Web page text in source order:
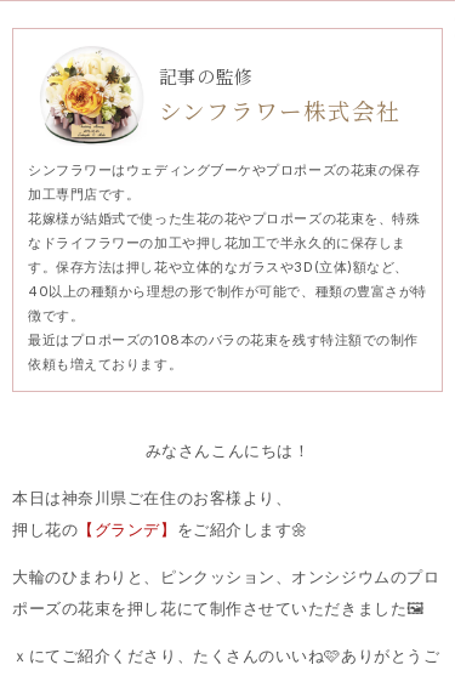
記事の監修
シンフラワー株式会社
シンフラワーはウェディングブーケやプロポーズの花束の保存
加工専門店です。
花嫁様が結婚式で使った生花の花やプロポーズの花束を、特殊
なドライフラワーの加工や押し花加工で半永久的に保存しま
す。保存方法は押し花や立体的なガラスや3D(立体)額など、
40以上の種類から理想の形で制作が可能で、種類の豊富さが特
徴です。
最近はプロポーズの108本のバラの花束を残す特注額での制作
依頼も増えております。
みなさんこんにちは！
本日は神奈川県ご在住のお客様より、
押し花の 【グランデ】 をご紹介します🌼
大輪のひまわりと、ピンクッション、オンシジウムのプロ
ポーズの花束を押し花にて制作させていただきました🖼
ｘにてご紹介くださり、たくさんのいいね🩷ありがとうご